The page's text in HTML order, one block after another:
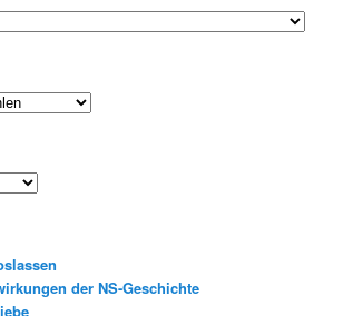
der NS-Geschichte